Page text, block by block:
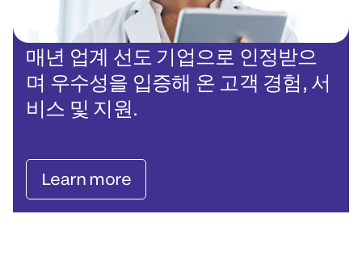
매년 업계 선도 기업으로 인정받으
며 우수성을 입증해 온 고객 경험, 서
비스 및 지원.
Learn more